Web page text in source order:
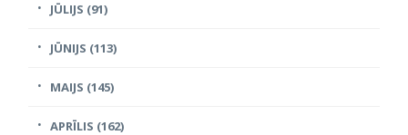
JŪLIJS (91)
JŪNIJS (113)
MAIJS (145)
APRĪLIS (162)